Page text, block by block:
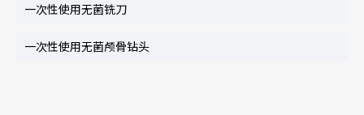
一次性使用无菌铣刀
一次性使用无菌颅骨钻头